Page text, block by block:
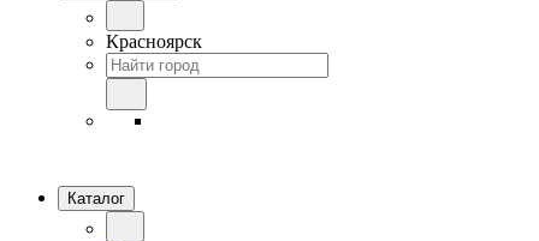
Красноярск
Каталог